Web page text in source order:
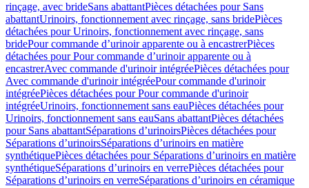
rinçage, avec brideSans abattantPièces détachées pour Sans
abattantUrinoirs, fonctionnement avec rinçage, sans bridePièces
détachées pour Urinoirs, fonctionnement avec rinçage, sans
bridePour commande d’urinoir apparente ou à encastrerPièces
détachées pour Pour commande d’urinoir apparente ou à
encastrerAvec commande d'urinoir intégréePièces détachées pour
Avec commande d'urinoir intégréePour commande d'urinoir
intégréePièces détachées pour Pour commande d'urinoir
intégréeUrinoirs, fonctionnement sans eauPièces détachées pour
Urinoirs, fonctionnement sans eauSans abattantPièces détachées
pour Sans abattantSéparations d’urinoirsPièces détachées pour
Séparations d’urinoirsSéparations d’urinoirs en matière
synthétiquePièces détachées pour Séparations d’urinoirs en matière
synthétiqueSéparations d’urinoirs en verrePièces détachées pour
Séparations d’urinoirs en verreSéparations d’urinoirs en céramique